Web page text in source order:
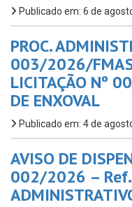
Publicado em: 6 de
PROC.
003/2026/FMAS
LICITAÇÃO Nº
DE ENXOVAL
Publicado em: 4 de
AVISO DE
002/2026 – Ref.